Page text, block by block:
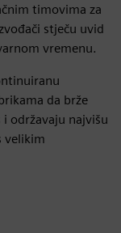
timovima za
stječu uvid
vremenu.
da brže
održavaju najvišu
velikim